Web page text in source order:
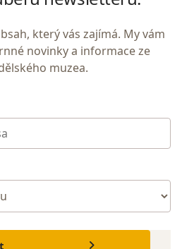
který vás zajímá. My vám
novinky a informace ze
muzea.